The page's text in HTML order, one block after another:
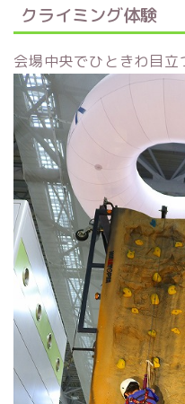
クライミング体験
会場中央でひときわ目立